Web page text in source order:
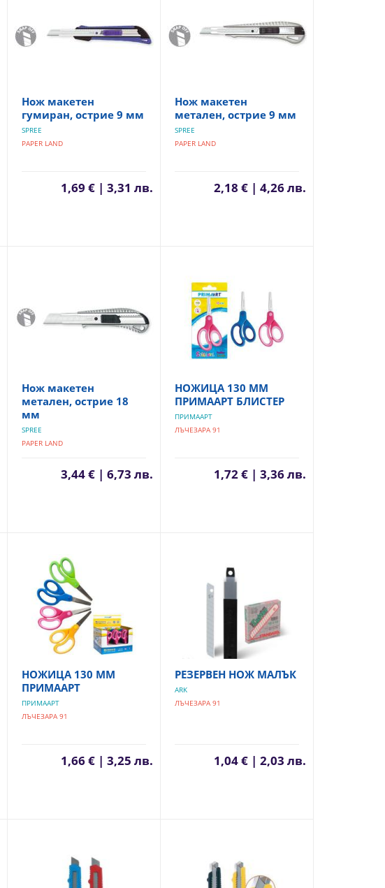
Нож макетен
гумиран, острие 9 мм
SPREE
PAPER LAND
1,69 € | 3,31 лв.
Нож макетен
метален, острие 9 мм
SPREE
PAPER LAND
2,18 € | 4,26 лв.
Нож макетен
метален, острие 18
мм
SPREE
PAPER LAND
3,44 € | 6,73 лв.
НОЖИЦА 130 ММ
ПРИМААРТ БЛИСТЕР
ПРИМААРТ
ЛЪЧЕЗАРА 91
1,72 € | 3,36 лв.
НОЖИЦА 130 ММ
ПРИМААРТ
ПРИМААРТ
ЛЪЧЕЗАРА 91
1,66 € | 3,25 лв.
РЕЗЕРВЕН НОЖ МАЛЪК
ARK
ЛЪЧЕЗАРА 91
1,04 € | 2,03 лв.